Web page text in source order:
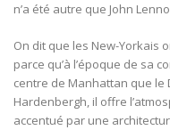
n’a été autre que John
On dit que les New-Yorkais
parce qu’à l’époque de sa
centre de Manhattan que le
Hardenbergh, il offre
accentué par une